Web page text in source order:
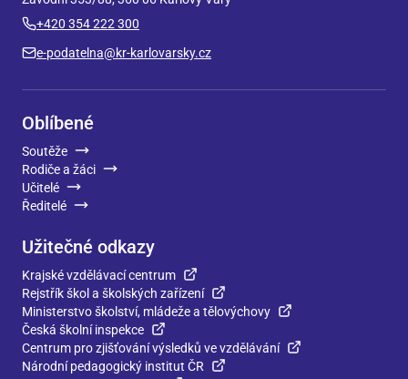
+420 354 222 300
e-podatelna@kr-karlovarsky.cz
Oblíbené
Soutěže
Rodiče a žáci
Učitelé
Ředitelé
Užitečné odkazy
Krajské vzdělávací centrum
Rejstřík škol a školských zařízení
Ministerstvo školství, mládeže a tělovýchovy
Česká školní inspekce
Centrum pro zjišťování výsledků ve vzdělávání
Národní pedagogický institut ČR